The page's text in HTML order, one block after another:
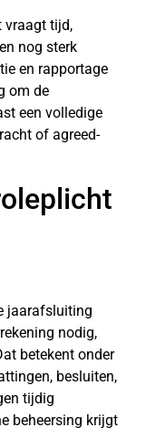
vraagt tijd,
nog sterk
en rapportage
om de
een volledige
of agreed-
jaarafsluiting
nodig,
betekent onder
besluiten,
tijdig
beheersing krijgt